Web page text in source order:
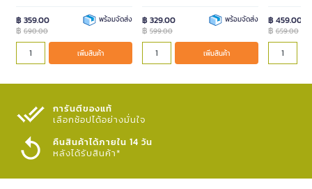
฿ 359.00
฿ 690.00
พร้อมจัดส่ง
เพิ่มสินค้า
หน่วย
คร.
เพิ่มสินค้า
฿ 329.00
฿ 599.00
พร้อมจัดส่ง
เพิ่มสินค้า
฿ 459.00
฿659.00
การันตีของแท้
เลือกช้อปได้อย่างมั่นใจ​
คืนสินค้าได้ภายใน 14 วัน
หลังได้รับสินค้า*